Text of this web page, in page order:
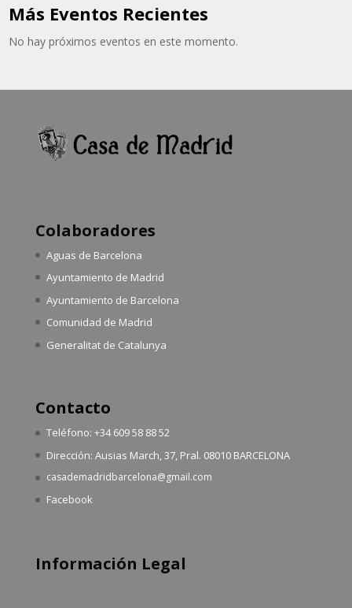
Más Eventos Recientes
No hay próximos eventos en este momento.
Colaboradores
Aguas de Barcelona
Ayuntamiento de Madrid
Ayuntamiento de Barcelona
Comunidad de Madrid
Generalitat de Catalunya
Contacto
Teléfono: +34 609 58 88 52
Dirección: Ausias March, 37, Pral. 08010 BARCELONA
casademadridbarcelona@gmail.com
Facebook
Información Legal